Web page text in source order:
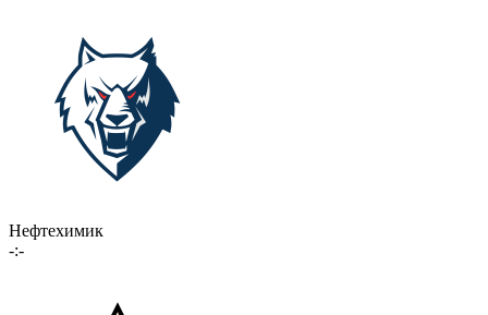
Нефтехимик
-:-